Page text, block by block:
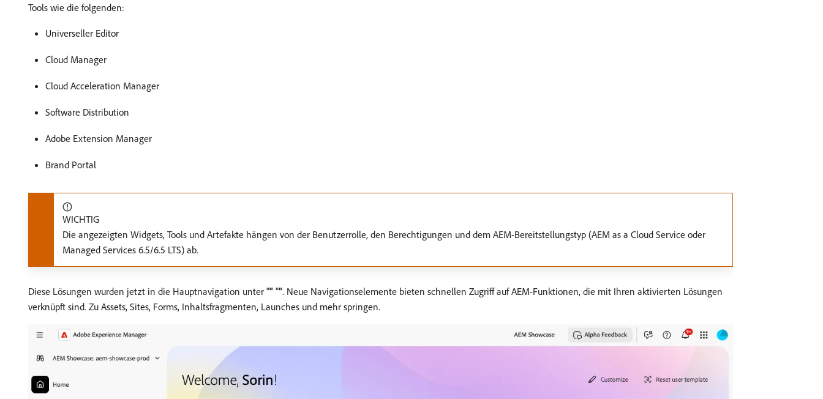
Tools wie die folgenden:
Universeller Editor
Cloud Manager
Cloud Acceleration Manager
Software Distribution
Adobe Extension Manager
Brand Portal
WICHTIG
Die angezeigten Widgets, Tools und Artefakte hängen von der Benutzerrolle, den Berechtigungen und dem AEM-Bereitstellungstyp (AEM as a Cloud Service oder
Managed Services 6.5/6.5 LTS) ab.
Diese Lösungen wurden jetzt in die Hauptnavigation unter "" "". Neue Navigationselemente bieten schnellen Zugriff auf AEM-Funktionen, die mit Ihren aktivierten Lösungen
verknüpft sind. Zu Assets, Sites, Forms, Inhaltsfragmenten, Launches und mehr springen.